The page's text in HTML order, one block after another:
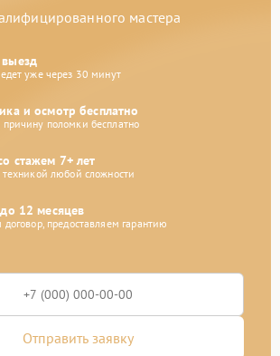
мастера
уже через 30 минут
и осмотр бесплатно
поломки бесплатно
стажем 7+ лет
техникой любой сложности
12 месяцев
договор, предоставляем гарантию
Отправить заявку